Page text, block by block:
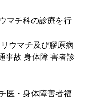
マチ科の診療を行
ウマチ及び膠原病
事故 身体障 害者診
医・身体障害者福